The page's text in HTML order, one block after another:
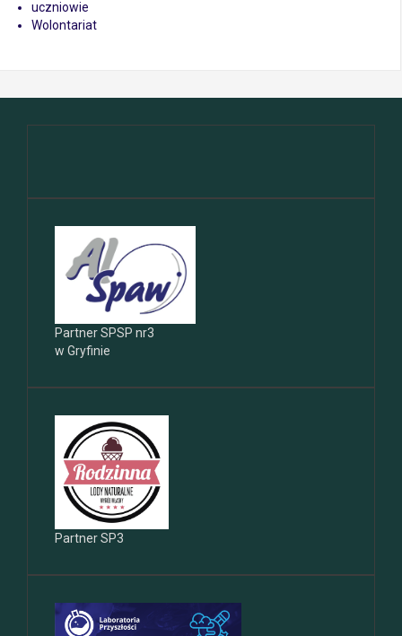
uczniowie
Wolontariat
Partner SPSP nr3
w Gryfinie
Partner SP3